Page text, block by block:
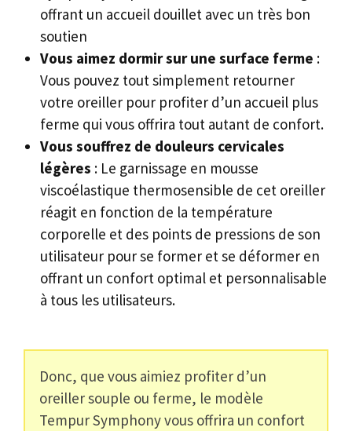
offrant un accueil douillet avec un très bon
soutien
Vous aimez dormir sur une surface ferme :
Vous pouvez tout simplement retourner
votre oreiller pour profiter d’un accueil plus
ferme qui vous offrira tout autant de confort.
Vous souffrez de douleurs cervicales
légères : Le garnissage en mousse
viscoélastique thermosensible de cet oreiller
réagit en fonction de la température
corporelle et des points de pressions de son
utilisateur pour se former et se déformer en
offrant un confort optimal et personnalisable
à tous les utilisateurs.
Donc, que vous aimiez profiter d’un
oreiller souple ou ferme, le modèle
Tempur Symphony vous offrira un confort